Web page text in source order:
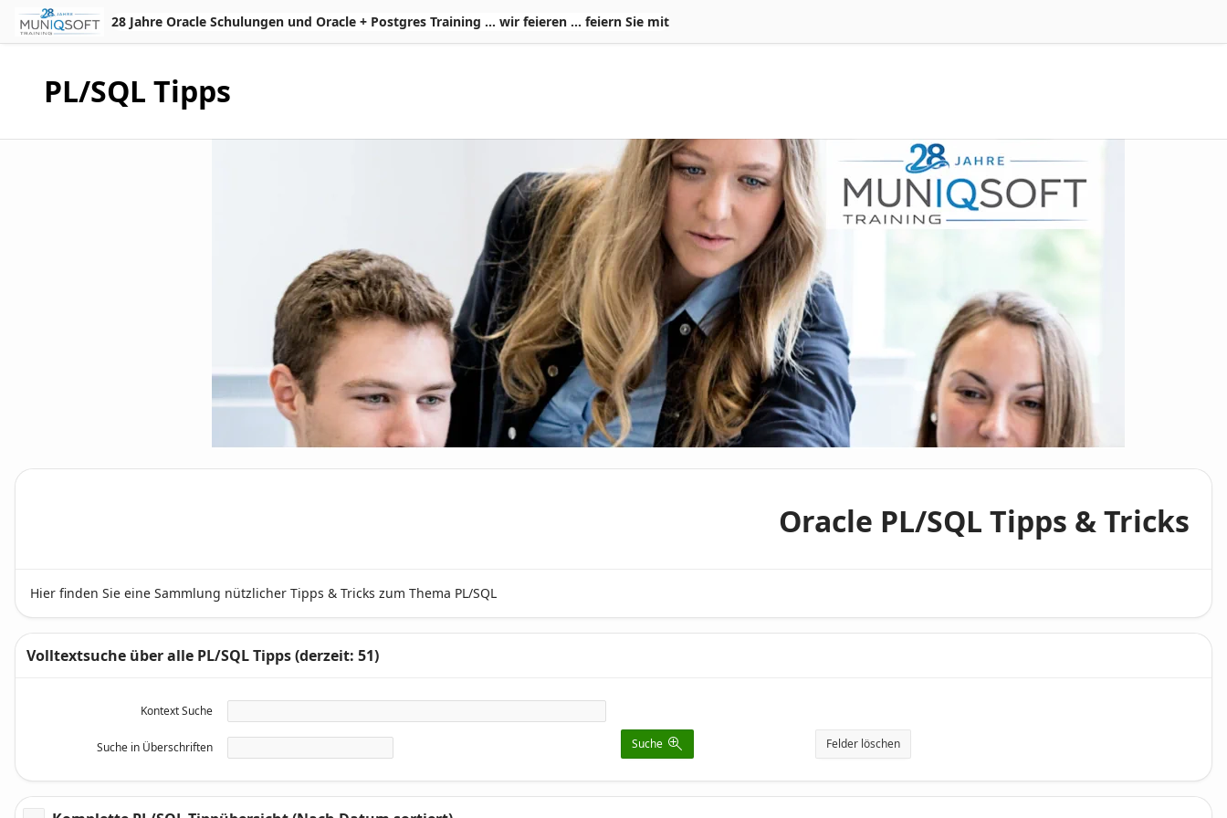
Skip to Main Content
28 Jahre Oracle Schulungen und Oracle + Postgres Training ... wir feieren ... feiern Sie mit
PL/SQL Tipps
Oracle PL/SQL Tipps & Tricks
Hier finden Sie eine Sammlung nützlicher Tipps & Tricks zum Thema PL/SQL
Volltextsuche über alle PL/SQL Tipps (derzeit: 51)
Kontext Suche
Suche in Überschriften Suche Felder löschen